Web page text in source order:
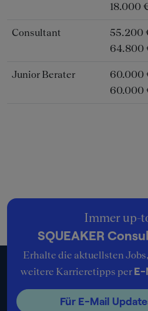
18.000
Consultant
55.200
64.800
Junior Berater
60.000
60.000
Immer up-
SQUEAKER
Erhalte die aktuellsten
weitere Karrieretipps per E-
Für E-Mail